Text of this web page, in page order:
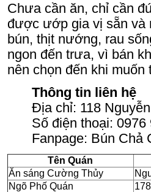
Chưa cần ăn, chỉ cần
được ướp gia vị sẵn và
bún, thịt nướng, rau
ngon đến trưa, vì bán
nên chọn đến khi
Thông tin liên hệ
Địa chỉ: 118
Số điện thoại: 0976
Fanpage: Bún Chả
Tên Quán
Ăn sáng Cường Thủy
Ngõ Phố Quán